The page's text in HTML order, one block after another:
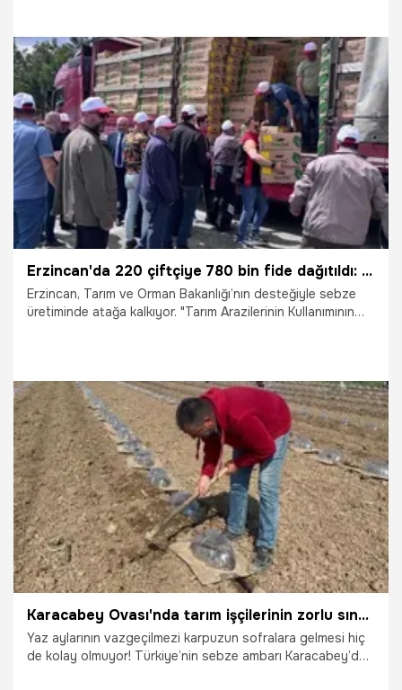
5.06.2026 Bursa
Erzincan'da 220 çiftçiye 780 bin fide dağıtıldı: Üretim maliyetlerini düşürecek
Erzincan, Tarım ve Orman Bakanlığı’nın desteğiyle sebze
üretiminde atağa kalkıyor. "Tarım Arazilerinin Kullanımının
maliyetlerinin düşürülmesi hem de tarımsal verimliliğin
artırılması hedefleniyor.
14.05.2026 Gündem
Karacabey Ovası'nda tarım işçilerinin zorlu sınavı başladı: Karpuz sofraya gelene kadar 4 kere elden geçiyor!
Yaz aylarının vazgeçilmezi karpuzun sofralara gelmesi hiç
de kolay olmuyor! Türkiye’nin sebze ambarı Karacabey’de